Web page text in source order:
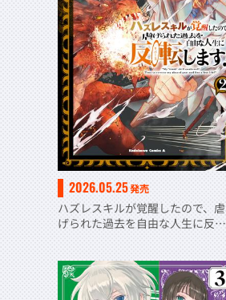
2026.05.25発売
ハズレスキルが覚醒したので、虐
げられた過去を自由な人生に反転